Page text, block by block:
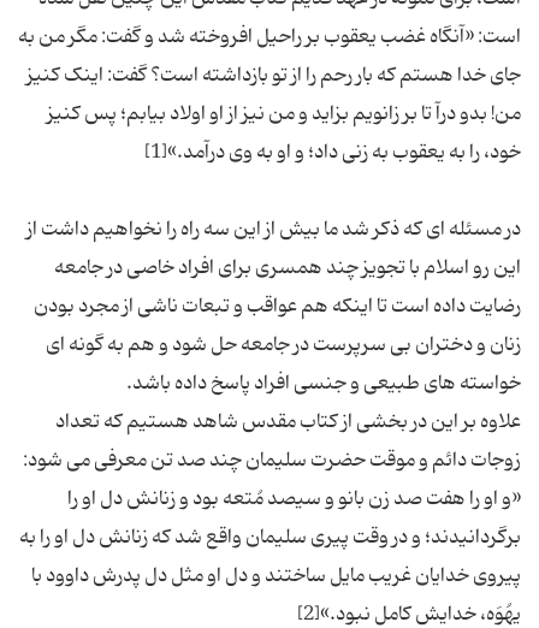
است: «آنگاه‌ غضب‌ یعقوب‌ بر راحیل‌ افروخته‌ شد و گفت‌: مگر من‌ به‌
جای‌ خدا هستم‌ که‌ بار رحم‌ را از تو بازداشته‌ است‌؟ گفت‌: اینک‌ کنیز
من‌! بدو درآ تا بر زانویم‌ بزاید و من‌ نیز از او اولاد بیابم‌؛ پس‌ کنیز
در مسئله ای که ذکر شد ما بیش از این سه راه را نخواهیم داشت از
این رو اسلام با تجویز چند همسری برای افراد خاصی در جامعه
رضایت داده است تا اینکه هم عواقب و تبعات ناشی از مجرد بودن
زنان و دختران بی سرپرست در جامعه حل شود و هم به گونه ای
علاوه بر این در بخشی از کتاب مقدس شاهد هستیم که تعداد
زوجات دائم و موقت حضرت سلیمان چند صد تن معرفی می شود:
«و او را هفت ‌صد زن‌ بانو و سیصد مُتعه‌ بود و زنانش‌ دل‌ او را
برگردانیدند؛ و در وقت‌ پیری‌ سلیمان‌ واقع‌ شد که‌ زنانش‌ دل‌ او را به‌
پیروی‌ خدایان‌ غریب‌ مایل‌ ساختند و دل‌ او مثل‌ دل‌ پدرش‌ داوود با